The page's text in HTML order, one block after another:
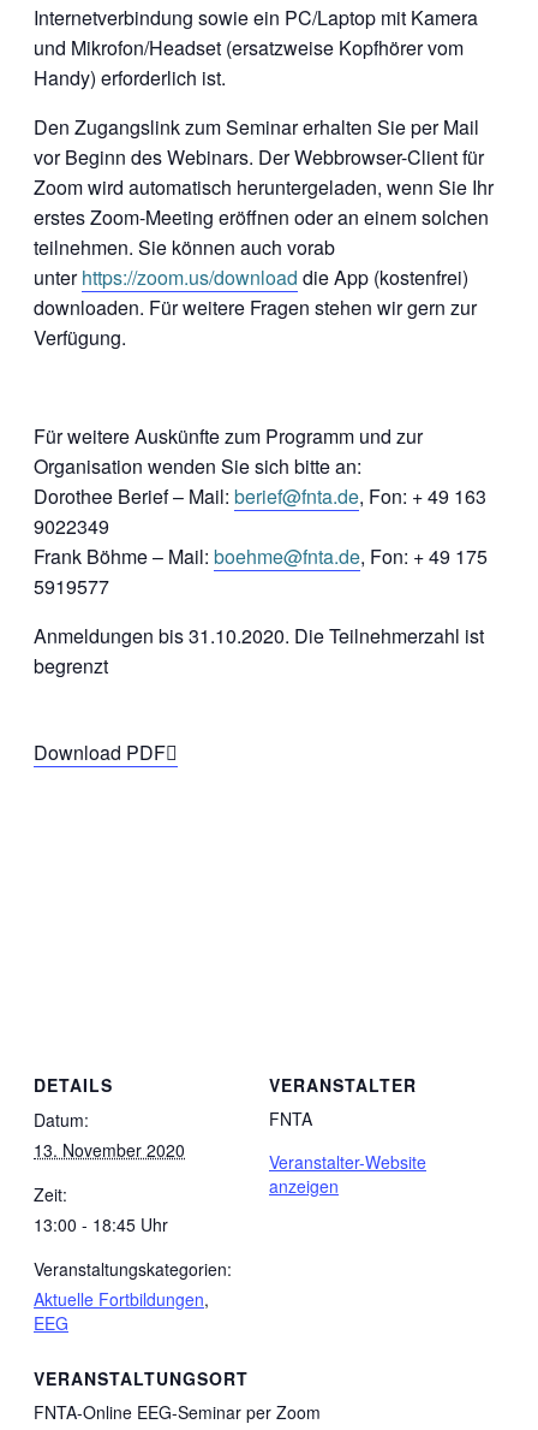
DETAILS
Datum:
13. November 2020
Zeit:
13:00 - 18:45 Uhr
Veranstaltungskategorien:
Aktuelle Fortbildungen,
EEG
VERANSTALTUNGSORT
FNTA-Online EEG-Seminar per Zoom
VERANSTALTER
FNTA
Veranstalter-Website
anzeigen
Internetverbindung sowie ein PC/Laptop mit Kamera
und Mikrofon/Headset (ersatzweise Kopfhörer vom
Handy) erforderlich ist.
Den Zugangslink zum Seminar erhalten Sie per Mail
vor Beginn des Webinars. Der Webbrowser-Client für
Zoom wird automatisch heruntergeladen, wenn Sie Ihr
erstes Zoom-Meeting eröffnen oder an einem solchen
teilnehmen. Sie können auch vorab
unterhttps://zoom.us/download die App (kostenfrei)
downloaden. Für weitere Fragen stehen wir gern zur
Verfügung.
Für weitere Auskünfte zum Programm und zur
Organisation wenden Sie sich bitte an:
Dorothee Berief – Mail: berief@fnta.de, Fon: + 49 163
9022349
Frank Böhme – Mail: boehme@fnta.de, Fon: + 49 175
5919577
Anmeldungen bis 31.10.2020. Die Teilnehmerzahl ist
begrenzt
Download PDF